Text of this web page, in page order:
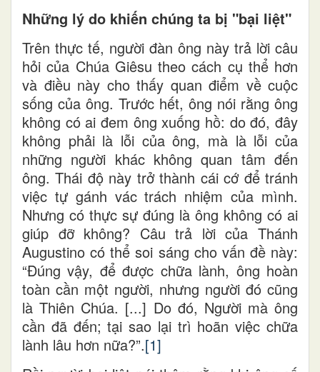
Những lý do khiến chúng ta bị "bại liệt"
Trên thực tế, người đàn ông này trả lời câu
hỏi của Chúa Giêsu theo cách cụ thể hơn
và điều này cho thấy quan điểm về cuộc
sống của ông. Trước hết, ông nói rằng ông
không có ai đem ông xuống hồ: do đó, đây
không phải là lỗi của ông, mà là lỗi của
những người khác không quan tâm đến
ông. Thái độ này trở thành cái cớ để tránh
việc tự gánh vác trách nhiệm của mình.
Nhưng có thực sự đúng là ông không có ai
giúp đỡ không? Câu trả lời của Thánh
Augustino có thể soi sáng cho vấn đề này:
“Đúng vậy, để được chữa lành, ông hoàn
toàn cần một người, nhưng người đó cũng
là Thiên Chúa. [...] Do đó, Người mà ông
cần đã đến; tại sao lại trì hoãn việc chữa
lành lâu hơn nữa?”.[1]